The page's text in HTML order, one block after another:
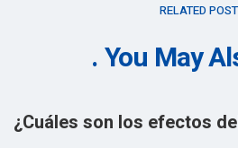
RELATED
You May
¿Cuáles son los efectos